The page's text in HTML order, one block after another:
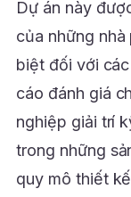
Dự án này
của những
biệt đối với
cáo đánh giá
nghiệp giải trí
trong những
quy mô thiết